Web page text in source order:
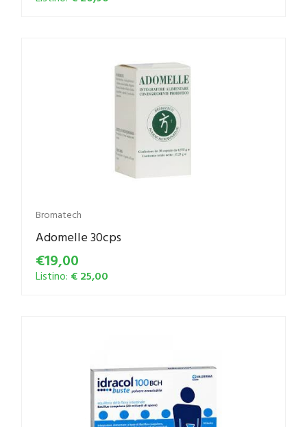
Bromatech
Adomelle 30cps
€19,00
Listino: € 25,00